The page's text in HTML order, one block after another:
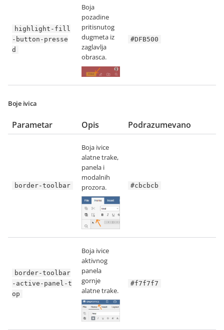
highlight-fill
-button-presse
d
Boja
pozadine
pritisnutog
dugmeta iz
zaglavlja
obrasca.
#DFB500
Boje ivica
Parametar Opis Podrazumevano
border-toolbar
Boja ivice
alatne trake,
panela i
modalnih
prozora.
#cbcbcb
border-toolbar
-active-panel-t
op
Boja ivice
aktivnog
panela
gornje
alatne trake.
#f7f7f7